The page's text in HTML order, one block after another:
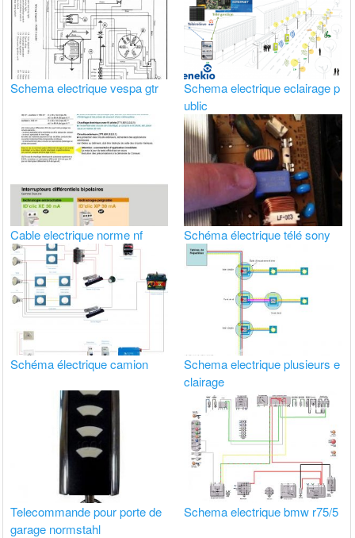
Schema electrique vespa gtr
Schema electrique eclairage p
ublic
Cable electrique norme nf Schéma électrique télé sony
Schéma électrique camion
Schema electrique plusieurs e
clairage
Telecommande pour porte de
garage normstahl
Schema electrique bmw r75/5